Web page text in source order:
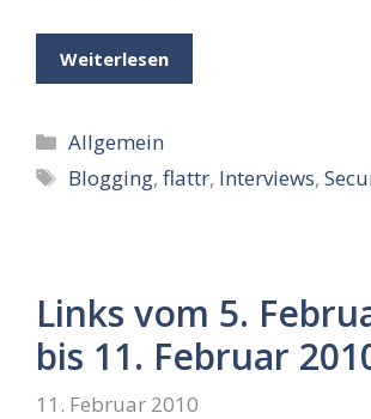
Weiterlesen
Kategorien
Allgemein
Schlagwörter
Blogging,flattr, Interviews,
Links vom 5.
bis 11. Februar
11. Februar 2010